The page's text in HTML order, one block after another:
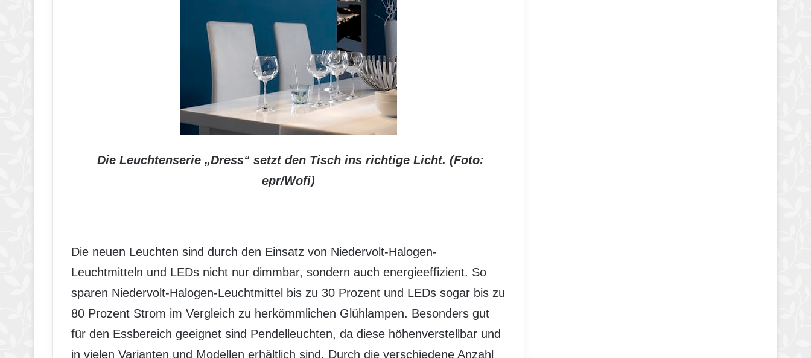
Die Leuchtenserie „Dress“ setzt den Tisch ins richtige Licht. (Foto:
epr/Wofi)
Die neuen Leuchten sind durch den Einsatz von Niedervolt-Halogen-
Leuchtmitteln und LEDs nicht nur dimmbar, sondern auch energieeffizient. So
sparen Niedervolt-Halogen-Leuchtmittel bis zu 30 Prozent und LEDs sogar bis zu
80 Prozent Strom im Vergleich zu herkömmlichen Glühlampen. Besonders gut
für den Essbereich geeignet sind Pendelleuchten, da diese höhenverstellbar und
in vielen Varianten und Modellen erhältlich sind. Durch die verschiedene Anzahl